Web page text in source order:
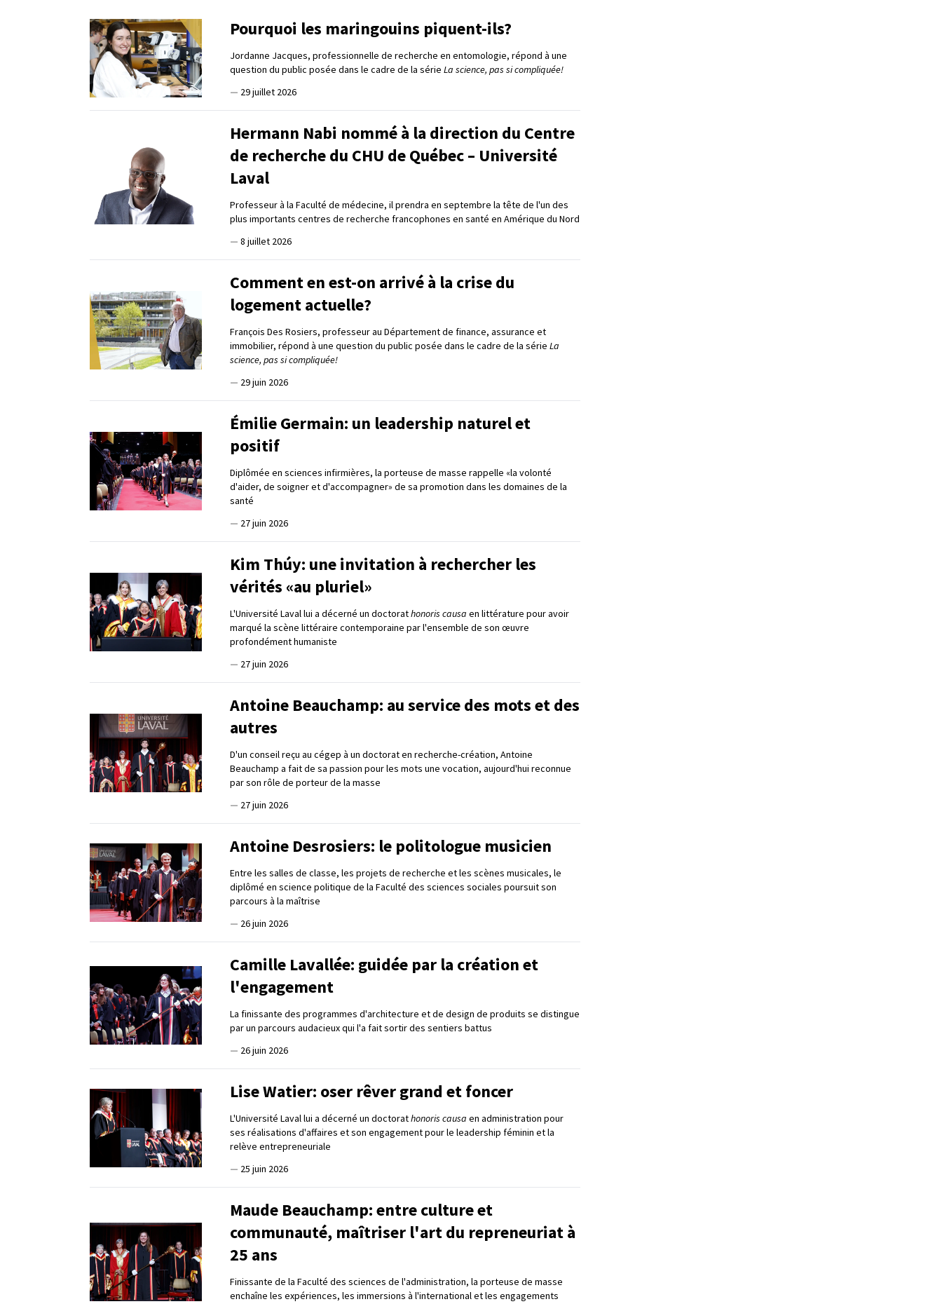
Pourquoi les maringouins piquent-ils?
Jordanne Jacques, professionnelle de recherche en entomologie, répond à une
question du public posée dans le cadre de la série La science, pas si compliquée!
— 29 juillet 2026
Hermann Nabi nommé à la direction du Centre
de recherche du CHU de Québec – Université
Laval
Professeur à la Faculté de médecine, il prendra en septembre la tête de l'un des
plus importants centres de recherche francophones en santé en Amérique du Nord
— 8 juillet 2026
Comment en est-on arrivé à la crise du
logement actuelle?
François Des Rosiers, professeur au Département de finance, assurance et
immobilier, répond à une question du public posée dans le cadre de la série La
science, pas si compliquée!
— 29 juin 2026
Émilie Germain: un leadership naturel et
positif
Diplômée en sciences infirmières, la porteuse de masse rappelle «la volonté
d'aider, de soigner et d'accompagner» de sa promotion dans les domaines de la
santé
— 27 juin 2026
Kim Thúy: une invitation à rechercher les
vérités «au pluriel»
L'Université Laval lui a décerné un doctorathonoris causa en littérature pour avoir
marqué la scène littéraire contemporaine par l'ensemble de son œuvre
profondément humaniste
— 27 juin 2026
Antoine Beauchamp: au service des mots et des
autres
D'un conseil reçu au cégep à un doctorat en recherche-création, Antoine
Beauchamp a fait de sa passion pour les mots une vocation, aujourd'hui reconnue
par son rôle de porteur de la masse
— 27 juin 2026
Antoine Desrosiers: le politologue musicien
Entre les salles de classe, les projets de recherche et les scènes musicales, le
diplômé en science politique de la Faculté des sciences sociales poursuit son
parcours à la maîtrise
— 26 juin 2026
Camille Lavallée: guidée par la création et
l'engagement
La finissante des programmes d'architecture et de design de produits se distingue
par un parcours audacieux qui l'a fait sortir des sentiers battus
— 26 juin 2026
Lise Watier: oser rêver grand et foncer
L'Université Laval lui a décerné un doctorathonoris causa en administration pour
ses réalisations d'affaires et son engagement pour le leadership féminin et la
relève entrepreneuriale
— 25 juin 2026
Maude Beauchamp: entre culture et
communauté, maîtriser l'art du repreneuriat à
25 ans
Finissante de la Faculté des sciences de l'administration, la porteuse de masse
enchaîne les expériences, les immersions à l'international et les engagements